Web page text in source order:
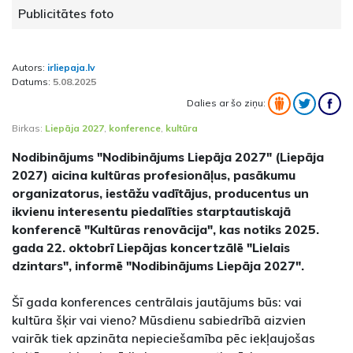
Publicitātes foto
Autors: irliepaja.lv
Datums: 5.08.2025
Dalies ar šo ziņu:
Birkas: Liepāja 2027 konference kultūra
Nodibinājums "Nodibinājums Liepāja 2027" (Liepāja
2027) aicina kultūras profesionāļus, pasākumu
organizatorus, iestāžu vadītājus, producentus un
ikvienu interesentu piedalīties starptautiskajā
konferencē "Kultūras renovācija", kas notiks 2025.
gada 22. oktobrī Liepājas koncertzālē "Lielais
dzintars", informē "Nodibinājums Liepāja 2027".
Šī gada konferences centrālais jautājums būs: vai
kultūra šķir vai vieno? Mūsdienu sabiedrībā aizvien
vairāk tiek apzināta nepieciešamība pēc iekļaujošas